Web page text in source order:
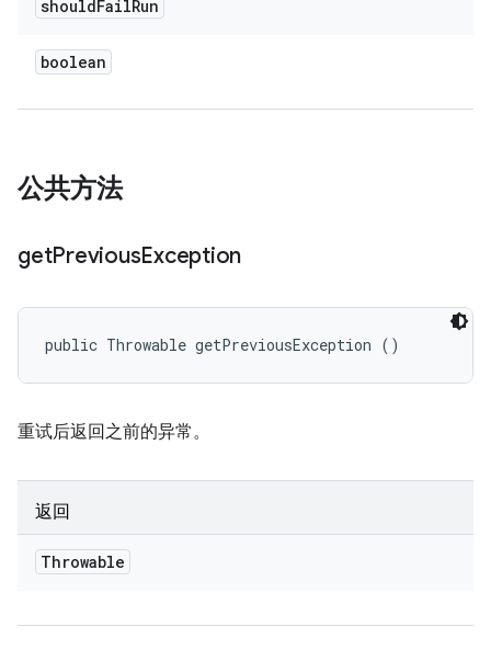
should FailRun
boolean
公共方法
getPreviousException
public Throwable getPreviousException ()
重试后返回之前的异常。
返回
Throwable